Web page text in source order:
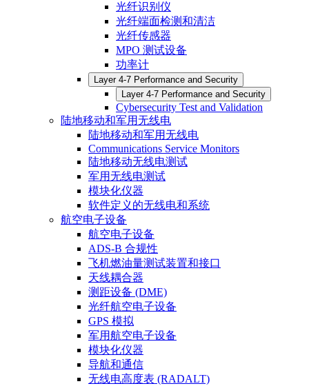
光纤识别仪
光纤端面检测和清洁
光纤传感器
MPO 测试设备
功率计
Layer 4-7 Performance and Security
Layer 4-7 Performance and Security
Cybersecurity Test and Validation
陆地移动和军用无线电
陆地移动和军用无线电
Communications Service Monitors
陆地移动无线电测试
军用无线电测试
模块化仪器
软件定义的无线电和系统
航空电子设备
航空电子设备
ADS-B 合规性
飞机燃油量测试装置和接口
天线耦合器
测距设备 (DME)
光纤航空电子设备
GPS 模拟
军用航空电子设备
模块化仪器
导航和通信
无线电高度表 (RADALT)